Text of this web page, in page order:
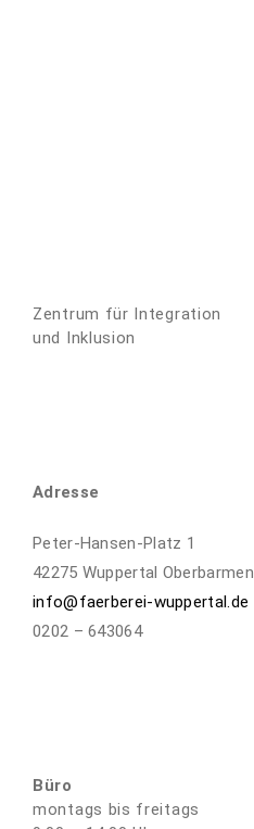
Zentrum für Integration
und Inklusion
Adresse
Peter-Hansen-Platz 1
42275 Wuppertal Oberbarmen
info@faerberei-wuppertal.de
0202 – 643064
Büro
montags bis freitags